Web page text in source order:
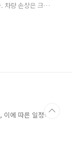
차량 손상은 크지
화 내내 차분했
었다. 그 순간
이에 따른 일정액의